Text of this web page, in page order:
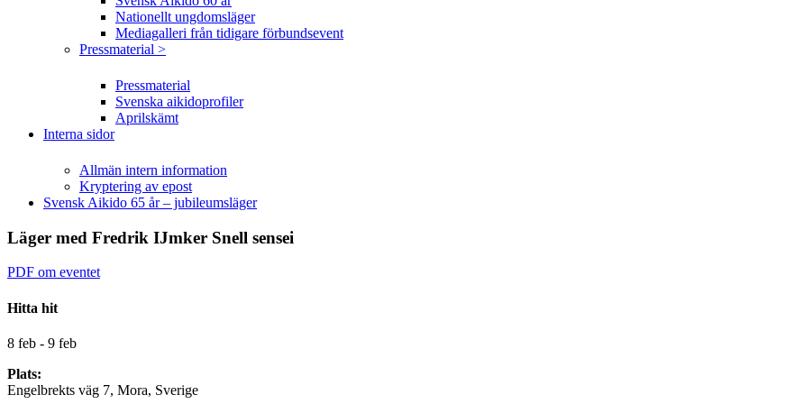
Nationellt ungdomsläger
Mediagalleri från tidigare förbundsevent
Pressmaterial >
Pressmaterial
Svenska aikidoprofiler
Aprilskämt
Interna sidor
Allmän intern information
Kryptering av epost
Svensk Aikido 65 år – jubileumsläger
Läger med Fredrik IJmker Snell sensei
PDF om eventet
Hitta hit
8 feb - 9 feb
Plats:
Engelbrekts väg 7, Mora, Sverige